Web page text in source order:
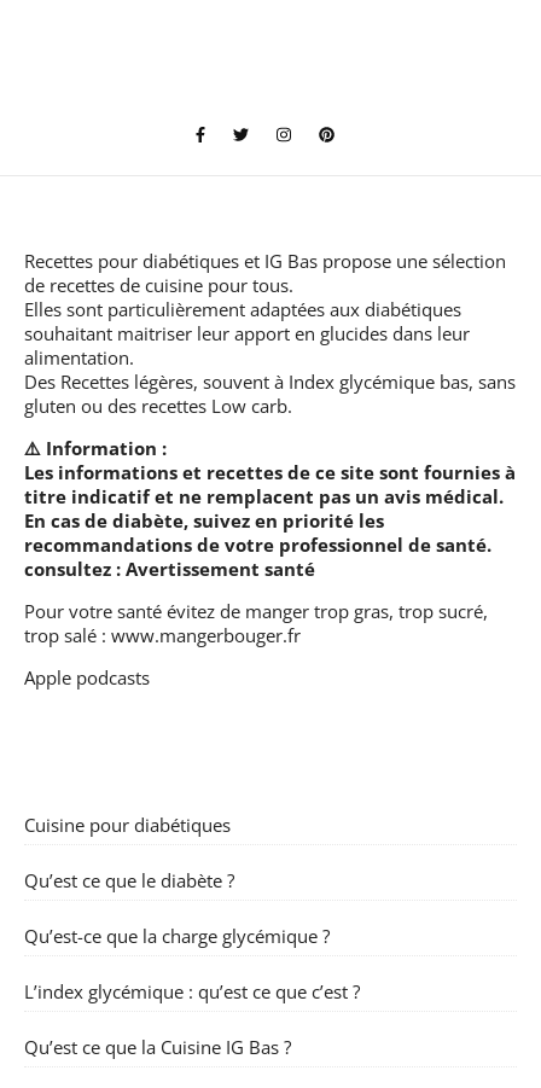
Recettes pour diabétiques et IG Bas propose une sélection
de recettes de cuisine pour tous.
Elles sont particulièrement adaptées aux diabétiques
souhaitant maitriser leur apport en glucides dans leur
alimentation.
Des Recettes légères, souvent à Index glycémique bas, sans
gluten ou des recettes Low carb.
⚠️ Information :
Les informations et recettes de ce site sont fournies à
titre indicatif et ne remplacent pas un avis médical.
En cas de diabète, suivez en priorité les
recommandations de votre professionnel de santé.
consultez : Avertissement santé
Pour votre santé évitez de manger trop gras, trop sucré,
trop salé : www.mangerbouger.fr
Apple podcasts
Cuisine pour diabétiques
Qu’est ce que le diabète ?
Qu’est-ce que la charge glycémique ?
L’index glycémique : qu’est ce que c’est ?
Qu’est ce que la Cuisine IG Bas ?